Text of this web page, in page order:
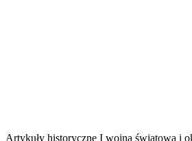
Artykuły historyczne I wojna światowa i